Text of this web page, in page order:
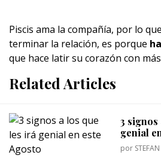
Piscis ama la compañía, por lo
terminar la relación, es porque
que hace latir su corazón con
Related Articles
3 signos
genial
por